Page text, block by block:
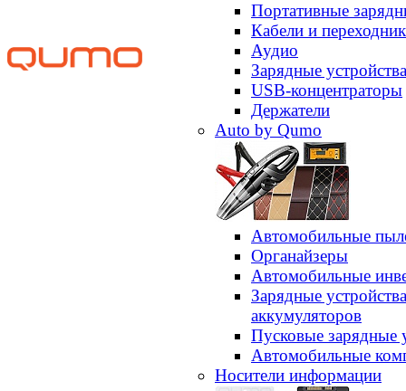
Портативные
Кабели и
Аудио
Зарядные устройства
USB-концентраторы
Держатели
Auto by Qumo
Автомобильные
Органайзеры
Автомобильные
Зарядные
аккумуляторов
Пусковые зарядные
Автомобильные
Носители информации